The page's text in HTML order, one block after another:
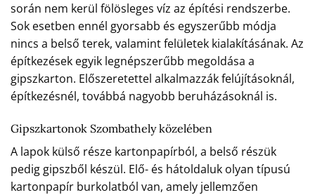
során nem kerül fölösleges víz az építési rendszerbe.
Sok esetben ennél gyorsabb és egyszerűbb módja
nincs a belső terek, valamint felületek kialakításának. Az
építkezések egyik legnépszerűbb megoldása a
gipszkarton. Előszeretettel alkalmazzák felújításoknál,
építkezésnél, továbbá nagyobb beruházásoknál is.
Gipszkartonok Szombathely közelében
A lapok külső része kartonpapírból, a belső részük
pedig gipszből készül. Elő- és hátoldaluk olyan típusú
kartonpapír burkolatból van, amely jellemzően